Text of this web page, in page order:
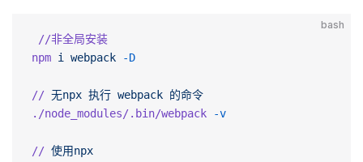
bash
//非全局安装
npm i webpack -D
// 无npx 执行 webpack 的命令
./node_modules/.bin/webpack -v
// 使用npx